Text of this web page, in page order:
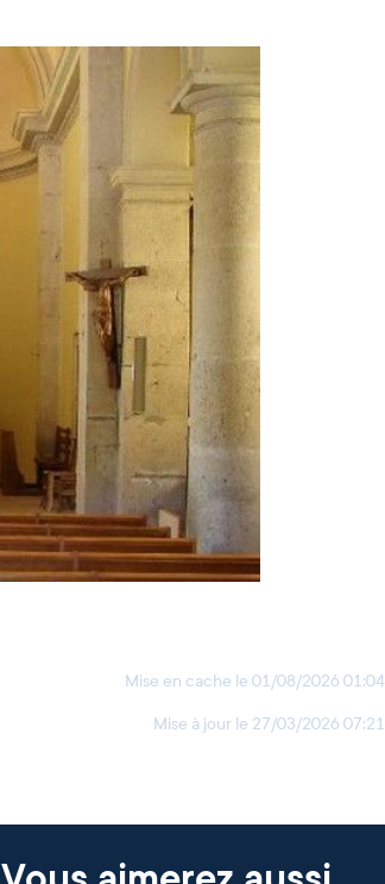
Mise en cache le 01/08/2026 01:04
Mise à jour le 27/03/2026 07:21